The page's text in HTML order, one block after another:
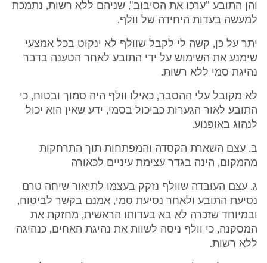
והן התובע "ערכו את הסיבוב", שניהם ללא רשות, נתמכת
למעשה בעדות היחידה של וולף.
יתר על כן, קשה לי לקבל שוולף לא ינקוט בכל אמצעי
שימנע את השימוש על ידי התובע לאחר הטענה בדבר
נהיגת סמי ללא רשות.
לא מקובל עלי ההסבר, כאילו וולף היה סמוך ובטוח, כי
התובע לאור הגערות כביכול בסמי, ידע שאין הוא יכול
לנהוג באופנוע.
ב. עצם השארת הקסדה והמפתחות תוך התרחקות
מהמקום, הינה בגדר עצימת עיניים לכאורה
ג. עצם העובדה שוולף נזקק בעצמו לתיאור שיחה טרם
נסיעת התובע ולאחר נסיעת סמי, אמנם בקשר לביטוח,
ובמיוחד שזכרה לא בא בעדותו הראשית, מחזקת את
המסקנה, כי וולף ניסה לשוות את נהיגת האחים, כנהיגה
ללא רשות.